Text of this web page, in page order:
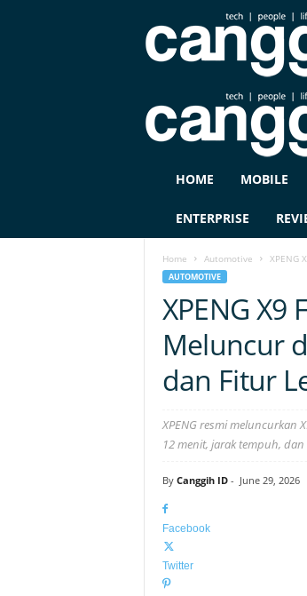
G
HOME MOBILE
ENTERPRISE
Home Automotive XPENG
AUTOMOTIVE
XPENG X9
Meluncur
dan Fitur
XPENG resmi meluncurkan
12 menit, jarak tempuh,
By Canggih ID- June 29, 2026
Facebook
Twitter